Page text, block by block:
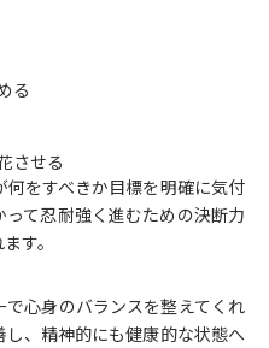
る
させる
をすべきか目標を明確に気付
て忍耐強く進むための決断力
す。
心身のバランスを整えてくれ
、精神的にも健康的な状態へ